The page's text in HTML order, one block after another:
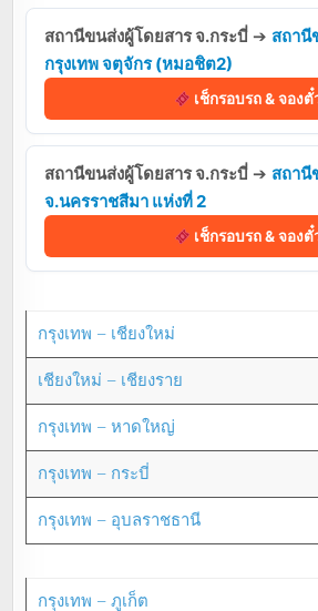
สถานีขนส่งผู้โดยสาร จ.กระบี่ ➔ สถานี
กรุงเทพ จตุจักร (หมอชิต2)
เช็กรอบรถ & จองตั๋
สถานีขนส่งผู้โดยสาร จ.กระบี่ ➔ สถานี
จ.นครราชสีมา แห่งที่ 2
เช็กรอบรถ & จองตั๋
กรุงเทพ – เชียงใหม่
เชียงใหม่ – เชียงราย
กรุงเทพ – หาดใหญ่
กรุงเทพ – กระบี่
กรุงเทพ – อุบลราชธานี
กรุงเทพ – ภูเก็ต